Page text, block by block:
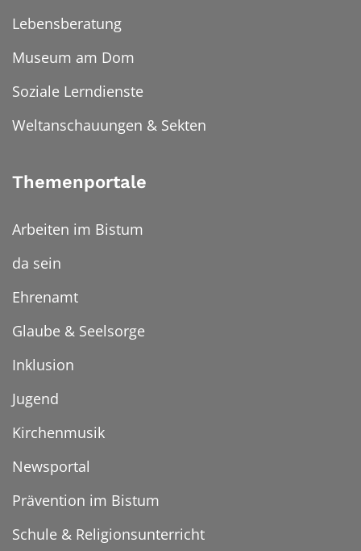
Lebensberatung
Museum am Dom
Soziale Lerndienste
Weltanschauungen & Sekten
Themenportale
Arbeiten im Bistum
da sein
Ehrenamt
Glaube & Seelsorge
Inklusion
Jugend
Kirchenmusik
Newsportal
Prävention im Bistum
Schule & Religionsunterricht